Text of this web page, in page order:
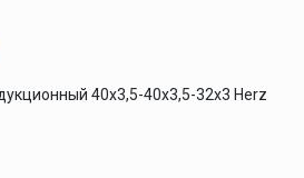
40х3,5-40х3,5-32х3 Herz